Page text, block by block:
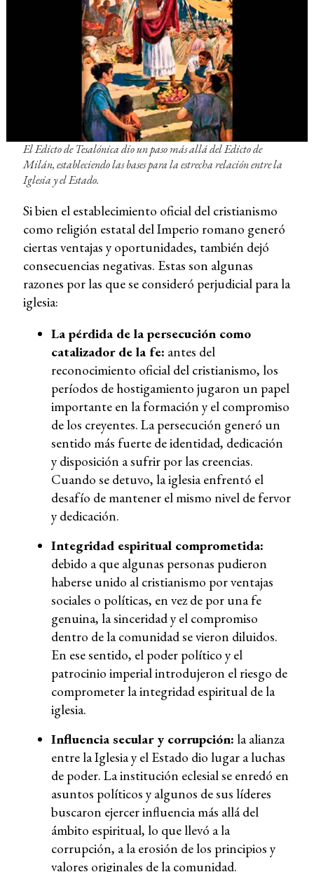
El Edicto de Tesalónica dio un paso más allá del Edicto de
Milán, estableciendo las bases para la estrecha relación entre la
Iglesia y el Estado.
Si bien el establecimiento oficial del cristianismo
como religión estatal del Imperio romano generó
ciertas ventajas y oportunidades, también dejó
consecuencias negativas. Estas son algunas
razones por las que se consideró perjudicial para la
iglesia:
La pérdida de la persecución como
catalizador de la fe: antes del
reconocimiento oficial del cristianismo, los
períodos de hostigamiento jugaron un papel
importante en la formación y el compromiso
de los creyentes. La persecución generó un
sentido más fuerte de identidad, dedicación
y disposición a sufrir por las creencias.
Cuando se detuvo, la iglesia enfrentó el
desafío de mantener el mismo nivel de fervor
y dedicación.
Integridad espiritual comprometida:
debido a que algunas personas pudieron
haberse unido al cristianismo por ventajas
sociales o políticas, en vez de por una fe
genuina, la sinceridad y el compromiso
dentro de la comunidad se vieron diluidos.
En ese sentido, el poder político y el
patrocinio imperial introdujeron el riesgo de
comprometer la integridad espiritual de la
iglesia.
Influencia secular y corrupción: la alianza
entre la Iglesia y el Estado dio lugar a luchas
de poder. La institución eclesial se enredó en
asuntos políticos y algunos de sus líderes
buscaron ejercer influencia más allá del
ámbito espiritual, lo que llevó a la
corrupción, a la erosión de los principios y
valores originales de la comunidad.